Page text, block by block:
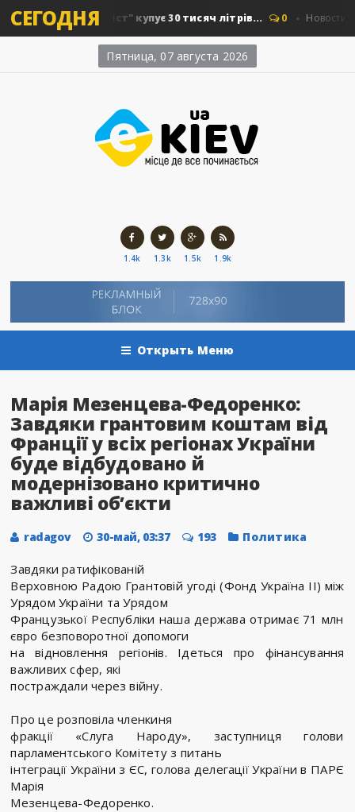
СЕГОДНЯ купує 30 тисяч літрів... 0 Новости
Пятница, 07 августа 2026
1.4k 1.3k 1.5k 1.9k
Открыть Меню
Марія Мезенцева-Федоренко:
Завдяки грантовим коштам від
Франції у всіх регіонах України
буде відбудовано й
модернізовано критично
важливі об’єкти
radagov 30-май, 03:37 193 Политика
Завдяки ратифікованій
Верховною Радою Грантовій угоді (Фонд Україна II) між
Урядом України та Урядом
Французької Республіки наша держава отримає 71 млн
євро безповоротної допомоги
на відновлення регіонів. Ідеться про фінансування
важливих сфер, які
постраждали через війну.
Про це розповіла членкиня
фракції «Слуга Народу», заступниця голови
парламентського Комітету з питань
інтеграції України з ЄС, голова делегації України в ПАРЄ
Марія
Мезенцева-Федоренко.